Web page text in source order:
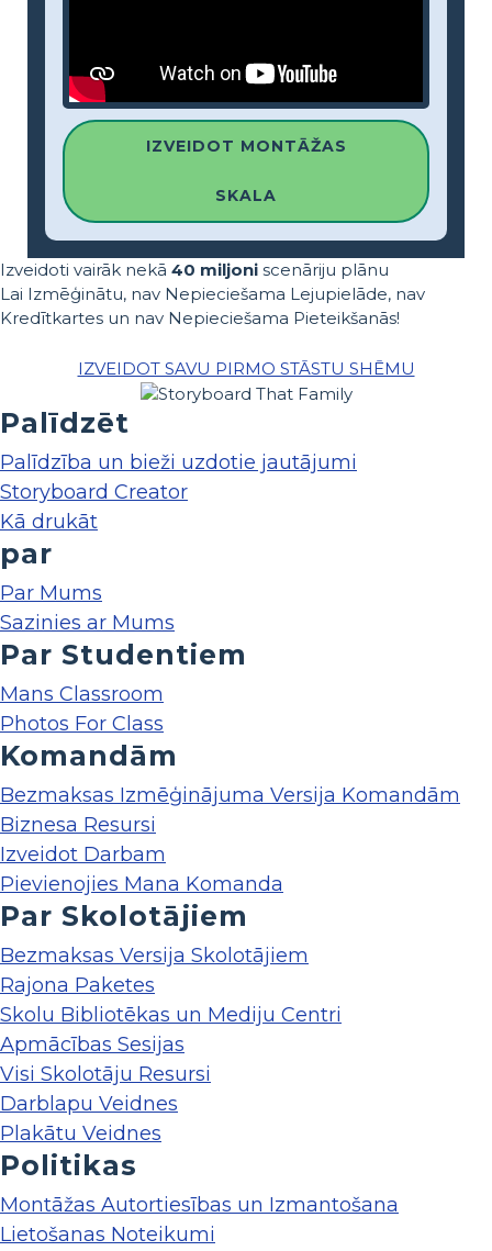
IZVEIDOT MONTĀŽAS
SKALA
Izveidoti vairāk nekā 40 miljoni scenāriju plānu
Lai Izmēģinātu, nav Nepieciešama Lejupielāde, nav
Kredītkartes un nav Nepieciešama Pieteikšanās!
IZVEIDOT SAVU PIRMO STĀSTU SHĒMU
Palīdzēt
Palīdzība un bieži uzdotie jautājumi
Storyboard Creator
Kā drukāt
par
Par Mums
Sazinies ar Mums
Par Studentiem
Mans Classroom
Photos For Class
Komandām
Bezmaksas Izmēģinājuma Versija Komandām
Biznesa Resursi
Izveidot Darbam
Pievienojies Mana Komanda
Par Skolotājiem
Bezmaksas Versija Skolotājiem
Rajona Paketes
Skolu Bibliotēkas un Mediju Centri
Apmācības Sesijas
Visi Skolotāju Resursi
Darblapu Veidnes
Plakātu Veidnes
Politikas
Montāžas Autortiesības un Izmantošana
Lietošanas Noteikumi